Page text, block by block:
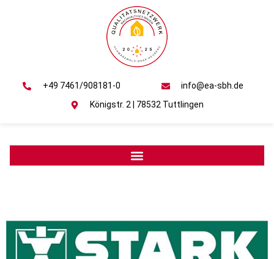
+49 7461/908181-0
info@ea-sbh.de
Königstr. 2 | 78532 Tuttlingen